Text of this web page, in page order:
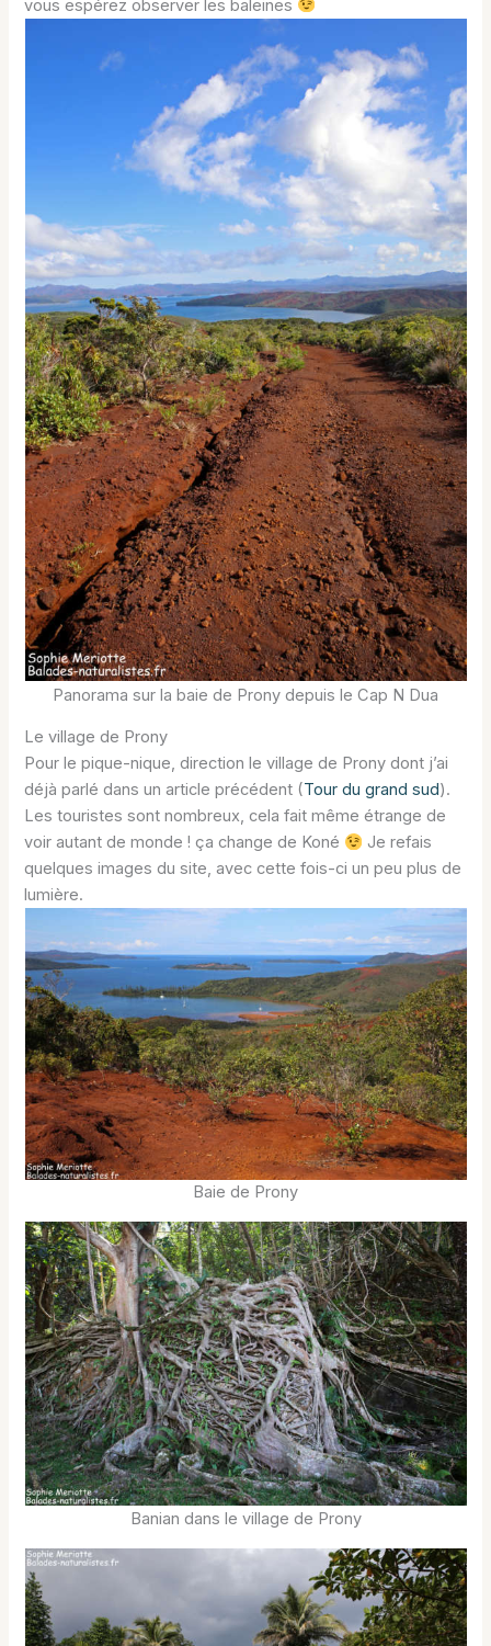
vous espérez observer les baleines
Panorama sur la baie de Prony depuis le Cap N Dua
Le village de Prony
Pour le pique-nique, direction le village de Prony dont j’ai
déjà parlé dans un article précédent (Tour du grand sud).
Les touristes sont nombreux, cela fait même étrange de
voir autant de monde ! ça change de Koné
Je refais
quelques images du site, avec cette fois-ci un peu plus de
lumière.
Baie de Prony
Banian dans le village de Prony